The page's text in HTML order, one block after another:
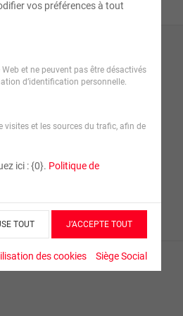
vos préférences à tout
et ne peuvent pas être désactivés
d’identification personnelle.
visites et les sources du trafic, afin de
ici : {0}. Politique de
TOUT J’ACCEPTE TOUT
des cookies Siège Social